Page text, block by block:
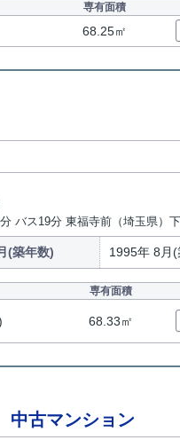
専有面積
68.25㎡
バス19分 東福寺前（埼玉県）
(築年数) 1995年 8月
専有面積
68.33㎡
古マンション